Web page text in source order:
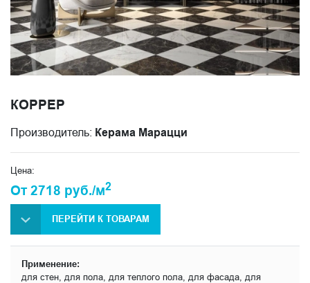
КОРРЕР
Производитель: Керама Марацци
Цена:
От 2718 руб./м2
ПЕРЕЙТИ К ТОВАРАМ
Применение:
для стен, для пола, для теплого пола, для фасада, для